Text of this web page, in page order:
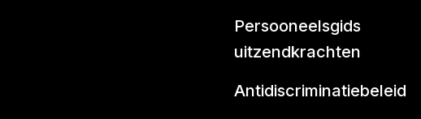
Persooneelsgids
uitzendkrachten
Antidiscriminatiebeleid